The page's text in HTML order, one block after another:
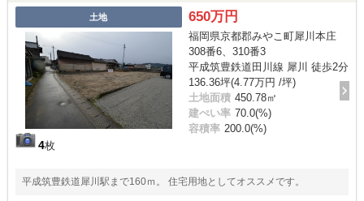
土地
4枚
650万円
福岡県京都郡みやこ町犀川本庄
308番6、310番3
平成筑豊鉄道田川線 犀川 徒歩2分
136.36坪(4.77万円 /坪)
土地面積 450.78㎡
建ぺい率 70.0(%)
容積率 200.0(%)
平成筑豊鉄道犀川駅まで160ｍ。 住宅用地としてオススメです。